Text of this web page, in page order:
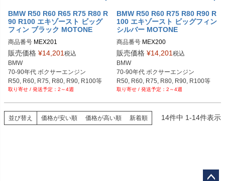
BMW R50 R60 R65 R75 R80 R
90 R100 エキゾースト ビッグ
フィン ブラック MOTONE
商品番号 MEX201
販売価格 ¥14,201 税込
BMW
70-90年代 ボクサーエンジン
R50, R60, R75, R80, R90, R100等
2～4週
BMW R50 R60 R75 R80 R90 R
100 エキゾースト ビッグフィン
シルバー MOTONE
商品番号 MEX200
販売価格 ¥14,201 税込
BMW
70-90年代 ボクサーエンジン
R50, R60, R75, R80, R90, R100等
2～4週
並び替え 価格が安い順 価格が高い順 新着順 14件中 1-14件表示